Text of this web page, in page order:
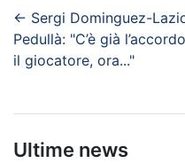
← Sergi Dominguez-
Pedullà: "C’è già
il giocatore, ora..."
Ultime news